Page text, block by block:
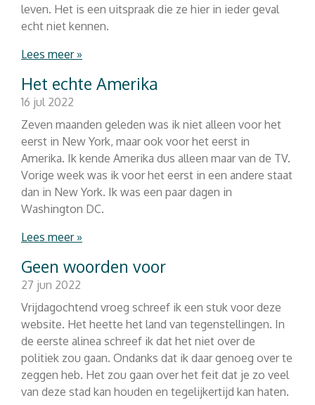
leven. Het is een uitspraak die ze hier in ieder geval
echt niet kennen.
Lees meer »
Het echte Amerika
16 jul 2022
Zeven maanden geleden was ik niet alleen voor het
eerst in New York, maar ook voor het eerst in
Amerika. Ik kende Amerika dus alleen maar van de TV.
Vorige week was ik voor het eerst in een andere staat
dan in New York. Ik was een paar dagen in
Washington DC.
Lees meer »
Geen woorden voor
27 jun 2022
Vrijdagochtend vroeg schreef ik een stuk voor deze
website. Het heette het land van tegenstellingen. In
de eerste alinea schreef ik dat het niet over de
politiek zou gaan. Ondanks dat ik daar genoeg over te
zeggen heb. Het zou gaan over het feit dat je zo veel
van deze stad kan houden en tegelijkertijd kan haten.